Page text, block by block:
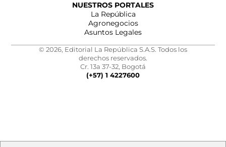
NUESTROS PORTALES
La República
Agronegocios
Asuntos Legales
© 2026, Editorial La República S.A.S. Todos los
derechos reservados.
Cr. 13a 37-32, Bogotá
(+57) 1 4227600